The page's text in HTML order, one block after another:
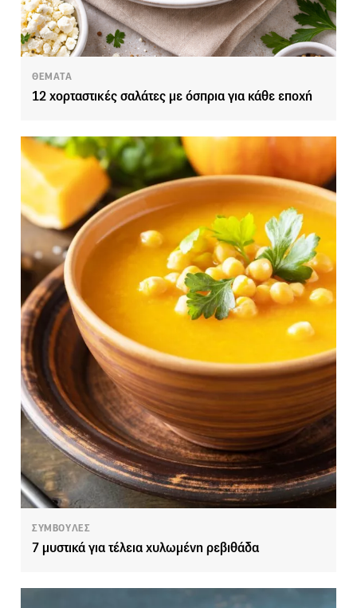
ΘΕΜΑΤΑ
12 χορταστικές σαλάτες με όσπρια για κάθε εποχή
ΣΥΜΒΟΥΛΕΣ
7 μυστικά για τέλεια χυλωμένη ρεβιθάδα